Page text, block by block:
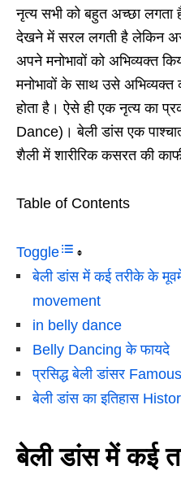
नृत्य सभी को बहुत अच्छा
देखने में सरल लगती है लेकिन
अपने मनोभावों को अभिव्यक्त
मनोभावों के साथ उसे अभिव्यक्त
होता है। ऐसे ही एक नृत्य का
Dance)। बेली डांस एक
शैली में शारीरिक कसरत की
Table of Contents
Toggle
बेली डांस में कई तरीके के
movement
in belly dance
Belly Dancing के फायदे
प्रसिद्ध बेली डांसर
बेली डांस का इतिहास
बेली डांस में कई